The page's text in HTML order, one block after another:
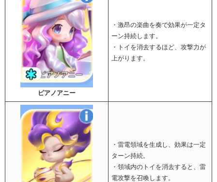
ピアノアニー
・激昂の楽曲を奏で効果が一定タ
ーン持続します。
・トイを消去するほど、攻撃力が
上がります。
・雷電領域を生成し、効果は一定
ターン持続。
・領域内のトイを消去すると、雷
電攻撃を召喚します。